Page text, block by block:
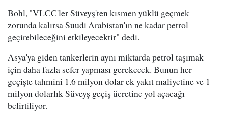
Bohl, "VLCC'ler Süveyş'ten kısmen yüklü geçmek
zorunda kalırsa Suudi Arabistan'ın ne kadar petrol
geçirebileceğini etkileyecektir" dedi.
Asya'ya giden tankerlerin aynı miktarda petrol taşımak
için daha fazla sefer yapması gerekecek. Bunun her
geçişte tahmini 1.6 milyon dolar ek yakıt maliyetine ve 1
milyon dolarlık Süveyş geçiş ücretine yol açacağı
belirtiliyor.